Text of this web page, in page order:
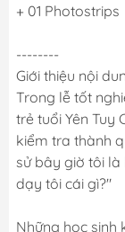
+ 01 Photostrips
--------
Giới thiệu nội
Trong lễ tốt
trẻ tuổi Yên Tuy
kiểm tra thành
sử bây giờ tôi là
dạy tôi cái gì?"
Những học sinh